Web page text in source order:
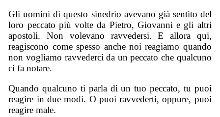
Gli uomini di questo sinedrio avevano già sentito del
loro peccato più volte da Pietro, Giovanni e gli altri
apostoli. Non volevano ravvedersi. E allora qui,
reagiscono come spesso anche noi reagiamo quando
non vogliamo ravvederci da un peccato che qualcuno
ci fa notare.
Quando qualcuno ti parla di un tuo peccato, tu puoi
reagire in due modi. O puoi ravvederti, oppure, puoi
reagire male.